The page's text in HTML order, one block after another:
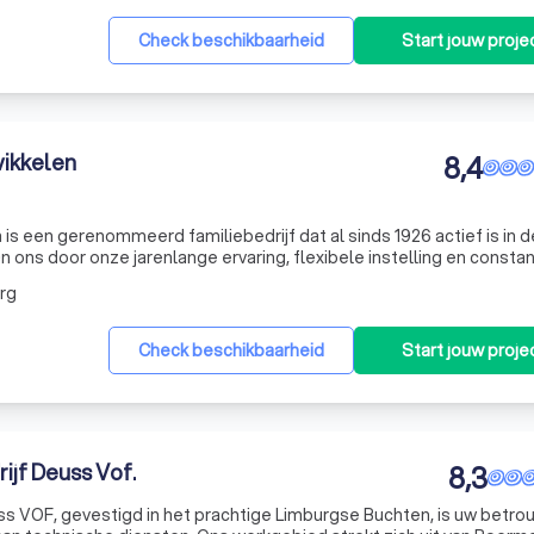
het leveren van de materialen en het aansturen van
aannemer vormt jouw vaste aanspreekpunt en houdt je
de aannemer loop je het resultaat na en bespreek je eventuele
Check beschikbaarheid Start jouw
8,4
is een gerenommeerd familiebedrijf dat al sinds 1926 actief is in
ons door onze jarenlange ervaring, flexibele instelling en
oplossingen. Onze slogan, 'Uw persoonlijke bouwer',
Check beschikbaarheid Start jouw
Deuss Vof. 8,3
VOF, gevestigd in het prachtige Limburgse Buchten, is uw